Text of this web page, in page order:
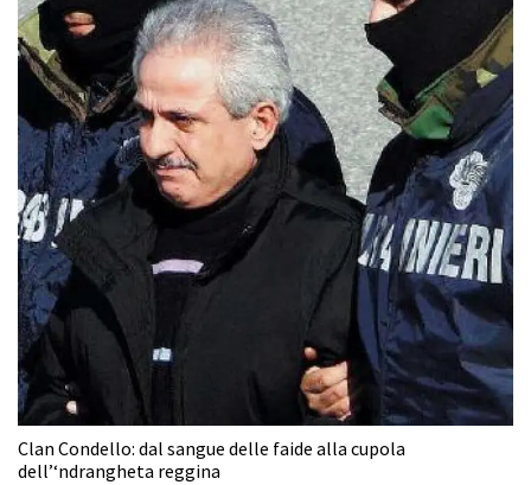
Clan Condello: dal sangue delle faide alla cupola
dell’‘ndrangheta reggina